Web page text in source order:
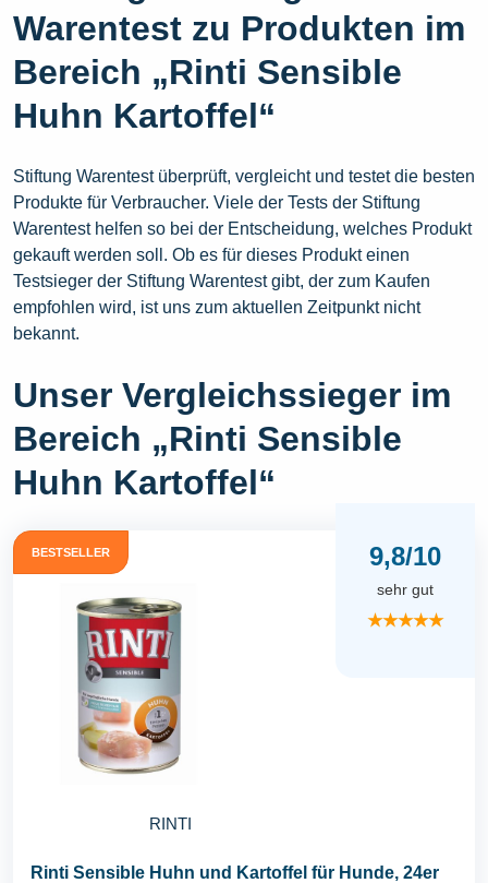
Warentest zu Produkten im
Bereich „Rinti Sensible
Huhn Kartoffel“
Stiftung Warentest überprüft, vergleicht und testet die besten
Produkte für Verbraucher. Viele der Tests der Stiftung
Warentest helfen so bei der Entscheidung, welches Produkt
gekauft werden soll. Ob es für dieses Produkt einen
Testsieger der Stiftung Warentest gibt, der zum Kaufen
empfohlen wird, ist uns zum aktuellen Zeitpunkt nicht
bekannt.
Unser Vergleichssieger im
Bereich „Rinti Sensible
Huhn Kartoffel“
BESTSELLER
RINTI
9,8/10
sehr gut
★★★★★
Rinti Sensible Huhn und Kartoffel für Hunde, 24er